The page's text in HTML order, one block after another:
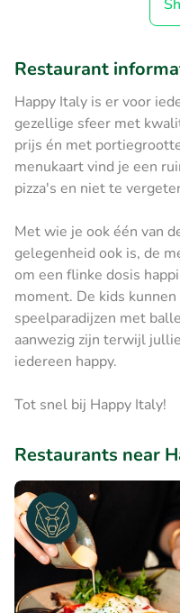
Restaurant
Happy Italy is er voor
gezellige sfeer met
prijs én met
menukaart vind je een
pizza's en niet te
Met wie je ook één van
gelegenheid ook is, de
om een flinke dosis
moment. De kids
speelparadijzen met
aanwezig zijn terwijl
iedereen happy.
Tot snel bij Happy Italy!
Restaurants near